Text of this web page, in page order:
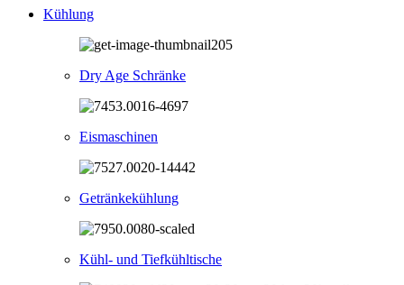
Kühlung
Dry Age Schränke
Eismaschinen
Getränkekühlung
Kühl- und Tiefkühltische